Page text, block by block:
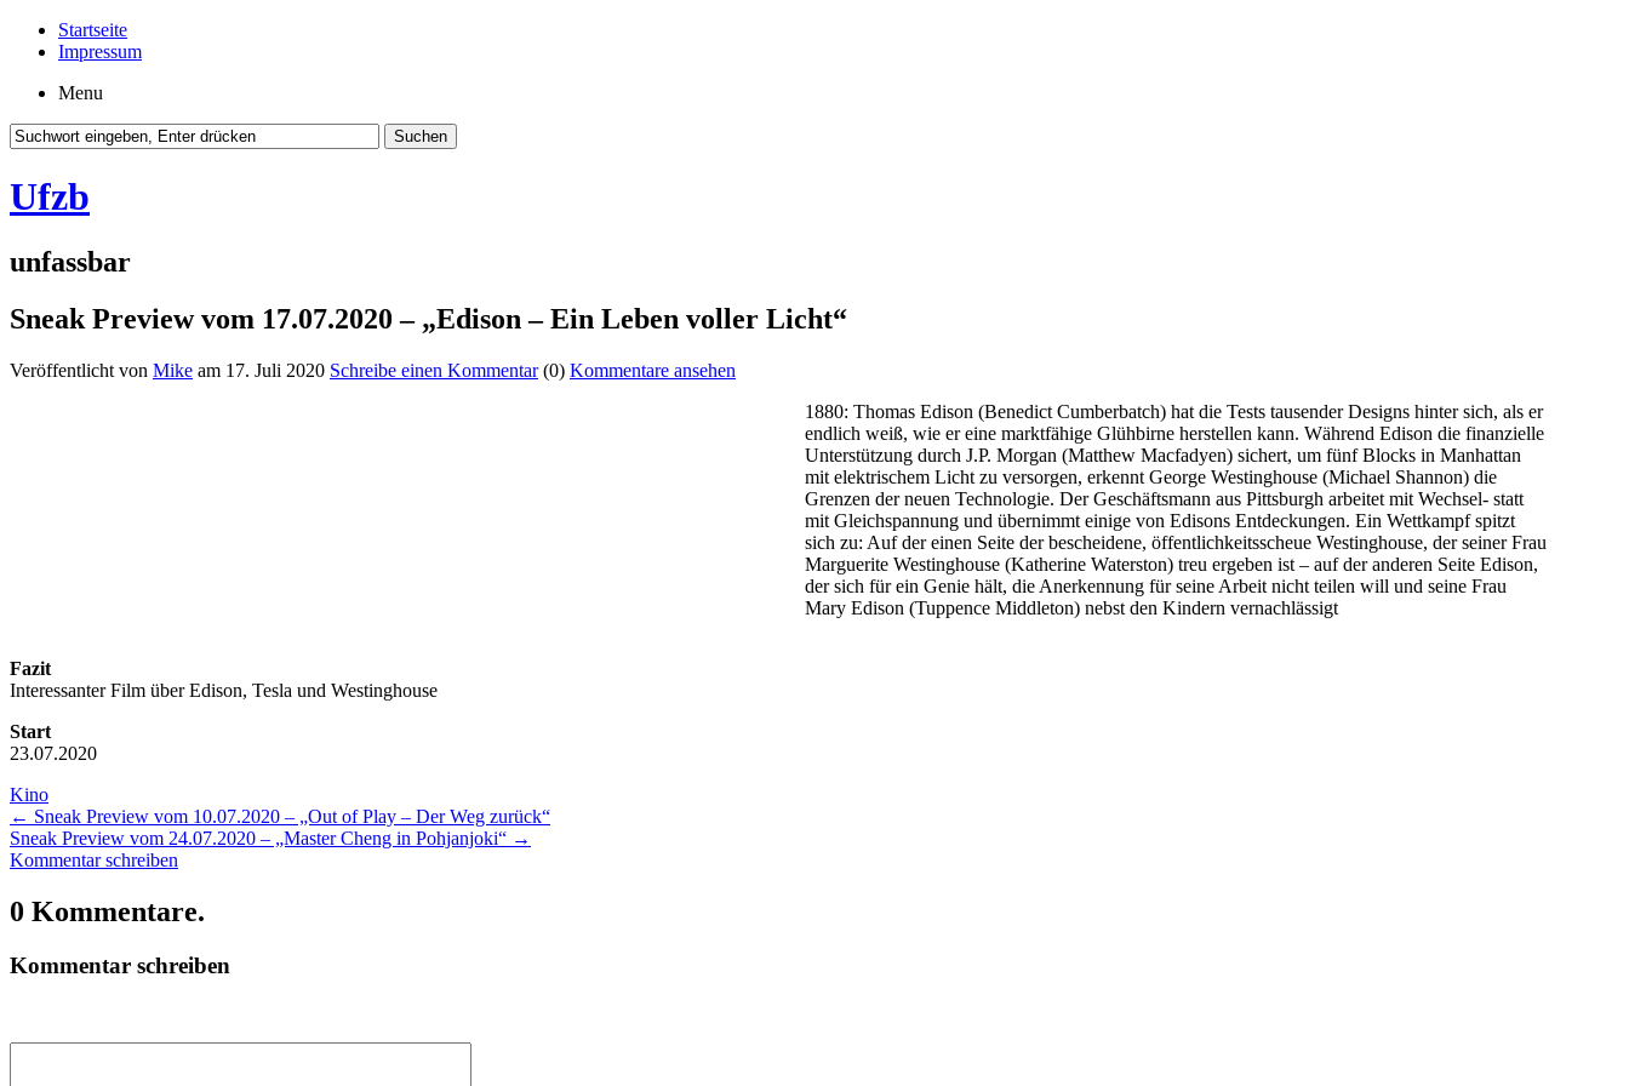
Startseite
Impressum
Menu
Ufzb
unfassbar
Sneak Preview vom 17.07.2020 – „Edison – Ein Leben voller Licht“
Veröffentlicht von Mike am 17. Juli 2020 Schreibe einen Kommentar(0) Kommentare ansehen
1880: Thomas Edison (Benedict Cumberbatch) hat die Tests tausender Designs hinter sich, als er
endlich weiß, wie er eine marktfähige Glühbirne herstellen kann. Während Edison die finanzielle
Unterstützung durch J.P. Morgan (Matthew Macfadyen) sichert, um fünf Blocks in Manhattan
mit elektrischem Licht zu versorgen, erkennt George Westinghouse (Michael Shannon) die
Grenzen der neuen Technologie. Der Geschäftsmann aus Pittsburgh arbeitet mit Wechsel- statt
mit Gleichspannung und übernimmt einige von Edisons Entdeckungen. Ein Wettkampf spitzt
sich zu: Auf der einen Seite der bescheidene, öffentlichkeitsscheue Westinghouse, der seiner Frau
Marguerite Westinghouse (Katherine Waterston) treu ergeben ist – auf der anderen Seite Edison,
der sich für ein Genie hält, die Anerkennung für seine Arbeit nicht teilen will und seine Frau
Mary Edison (Tuppence Middleton) nebst den Kindern vernachlässigt
Fazit
Interessanter Film über Edison, Tesla und Westinghouse
Start
23.07.2020
Kino
← Sneak Preview vom 10.07.2020 – „Out of Play – Der Weg zurück“
Sneak Preview vom 24.07.2020 – „Master Cheng in Pohjanjoki“ →
Kommentar schreiben
0 Kommentare.
Kommentar schreiben